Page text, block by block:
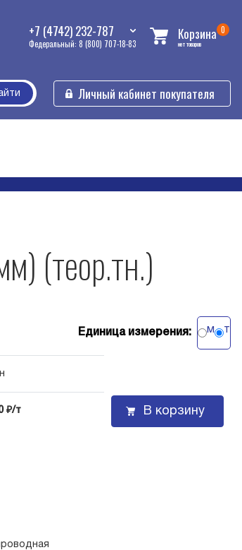
+7 (4742) 232-787
Федеральный: 8 (800) 707-18-83
Корзина 0
нет товаров
Личный кабинет покупателя
(теор.тн.)
Единица измерения: м т
₽/т В корзину